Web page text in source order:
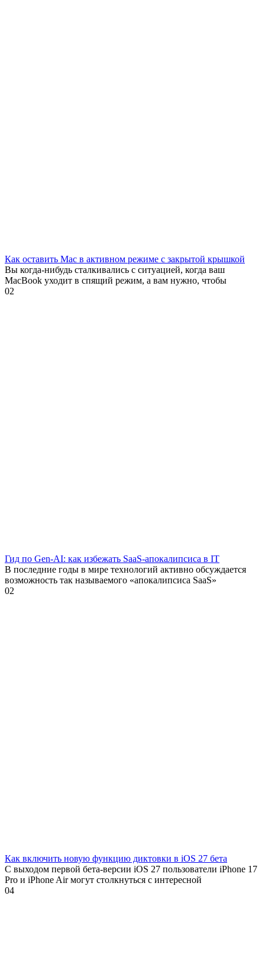
Как оставить Mac в активном режиме с закрытой крышкой
Вы когда-нибудь сталкивались с ситуацией, когда ваш
MacBook уходит в спящий режим, а вам нужно, чтобы
02
Гид по Gen-AI: как избежать SaaS-апокалипсиса в IT
В последние годы в мире технологий активно обсуждается
возможность так называемого «апокалипсиса SaaS»
02
Как включить новую функцию диктовки в iOS 27 бета
С выходом первой бета-версии iOS 27 пользователи iPhone 17
Pro и iPhone Air могут столкнуться с интересной
04